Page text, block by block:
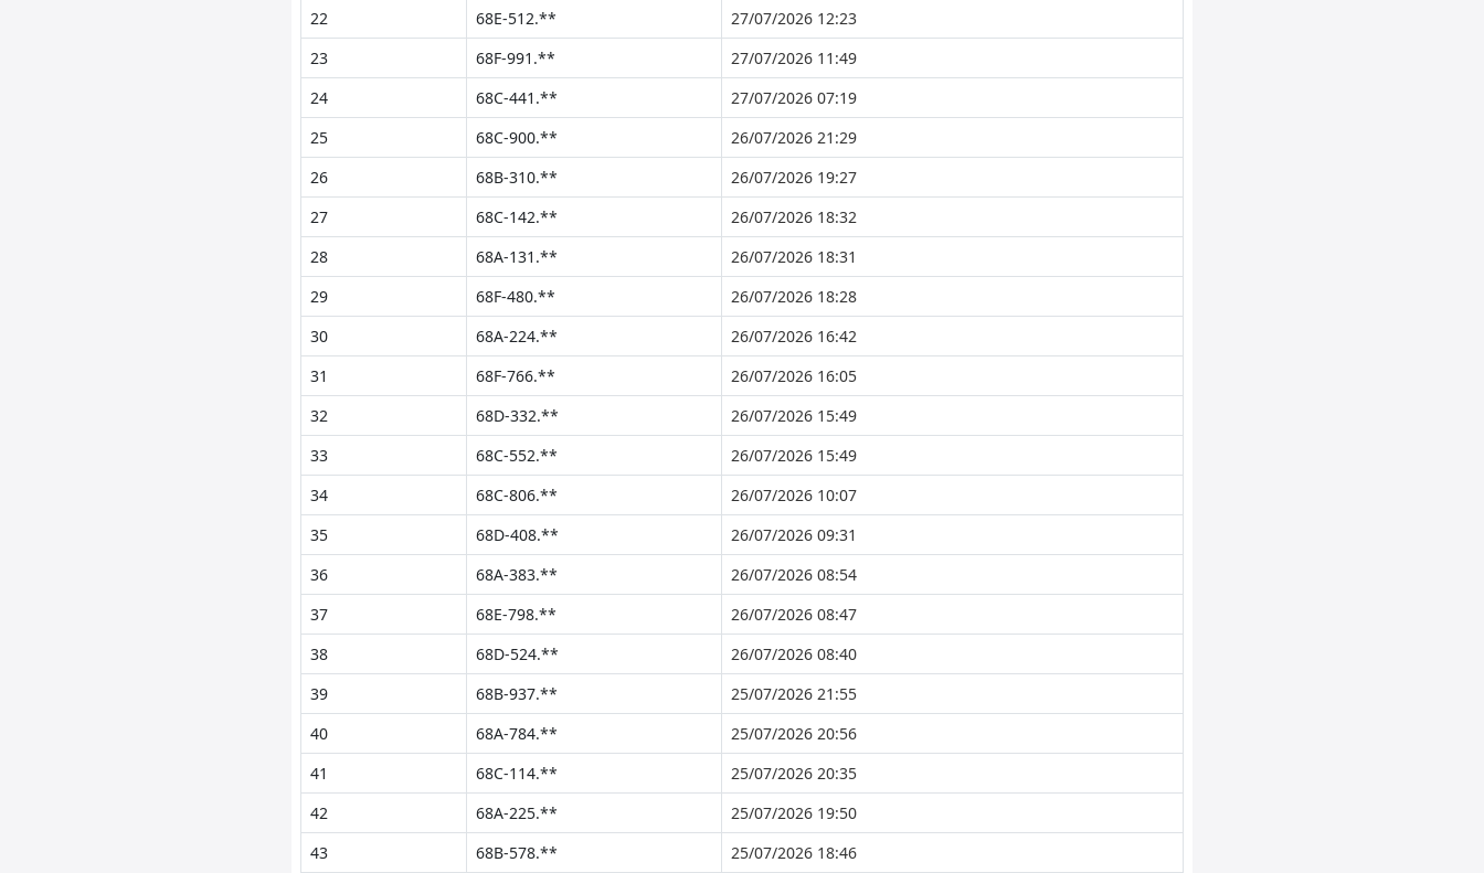
22
68E-512.**
27/07/2026 12:23
23
68F-991.**
27/07/2026 11:49
24
68C-441.**
27/07/2026 07:19
25
68C-900.**
26/07/2026 21:29
26
68B-310.**
26/07/2026 19:27
27
68C-142.**
26/07/2026 18:32
28
68A-131.**
26/07/2026 18:31
29
68F-480.**
26/07/2026 18:28
30
68A-224.**
26/07/2026 16:42
31
68F-766.**
26/07/2026 16:05
32
68D-332.**
26/07/2026 15:49
33
68C-552.**
26/07/2026 15:49
34
68C-806.**
26/07/2026 10:07
35
68D-408.**
26/07/2026 09:31
36
68A-383.**
26/07/2026 08:54
37
68E-798.**
26/07/2026 08:47
38
68D-524.**
26/07/2026 08:40
39
68B-937.**
25/07/2026 21:55
40
68A-784.**
25/07/2026 20:56
41
68C-114.**
25/07/2026 20:35
42
68A-225.**
25/07/2026 19:50
43
68B-578.**
25/07/2026 18:46